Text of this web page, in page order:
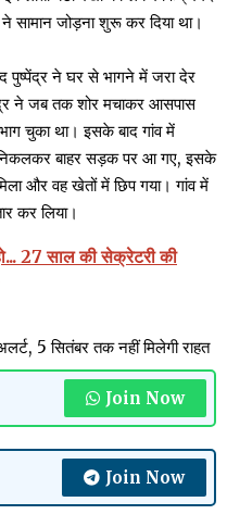
सामान जोड़ना शुरू कर दिया था।
पुष्पेंद्र ने घर से भागने में जरा देर
ने जब तक शोर मचाकर आसपास
चुका था। इसके बाद गांव में
बाहर सड़क पर आ गए, इसके
और वह खेतों में छिप गया। गांव में
कर लिया।
27 साल की सेक्रेटरी की
5 सितंबर तक नहीं मिलेगी राहत
Join Now
Join Now